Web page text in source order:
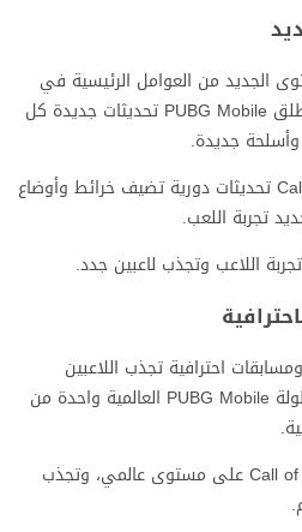
الجديد من العوامل الرئيسية في
الحفاظ على اهتمام اللاعبين. تُطلق PUBG Mobile تحديثات جديدة كل
جديدة.
كذلك، تُطلق Call of Duty: Mobile تحديثات دورية تضيف خرائط وأوضاع
تجربة اللعب.
اللاعب وتجذب لاعبين جدد.
احترافية تجذب اللاعبين
المحترفين والمشجعين. تُعتبر بطولة PUBG Mobile العالمية واحدة من
كما تُقام بطولات Call of Duty: Mobile على مستوى عالمي، وتجذب